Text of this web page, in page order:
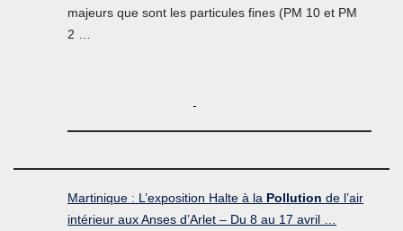
majeurs que sont les particules fines (PM 10 et PM
2 …
Martinique : L’exposition Halte à la Pollution de l’air
intérieur aux Anses d’Arlet – Du 8 au 17 avril …